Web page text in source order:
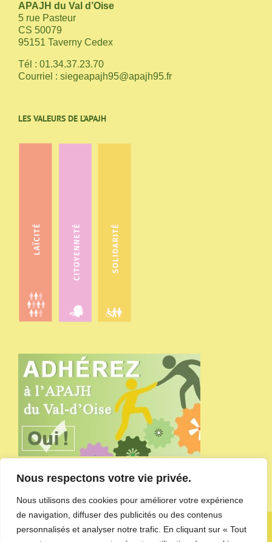
Nous respectons votre vie privée.
Nous utilisons des cookies pour améliorer votre expérience
de navigation, diffuser des publicités ou des contenus
personnalisés et analyser notre trafic. En cliquant sur « Tout
APAJH du Val d’Oise
5 rue Pasteur
CS 50079
95151 Taverny Cedex
Tél : 01.34.37.23.70
Courriel : siegeapajh95@apajh95.fr
LES VALEURS DE L’APAJH
Copyright APAJH du Val-d'Oise - site administré parl'agence de
communication CDKIT
Mentions Légales et Politique de